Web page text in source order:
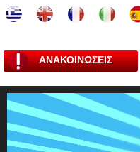
ΑΝΑΚΟΙΝΩΣΕΙΣ